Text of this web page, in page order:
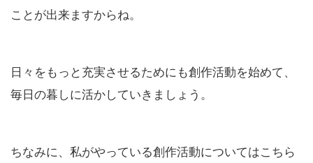
ことが出来ますからね。
日々をもっと充実させるためにも創作活動を始めて、
毎日の暮しに活かしていきましょう。
ちなみに、私がやっている創作活動についてはこちら